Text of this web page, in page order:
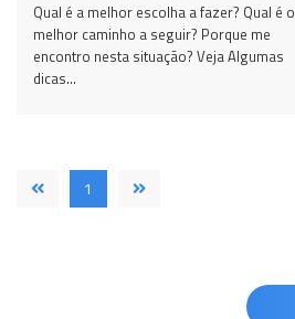
Qual é a melhor escolha a fazer? Qual é o
melhor caminho a seguir? Porque me
encontro nesta situação? Veja Algumas
dicas...
1